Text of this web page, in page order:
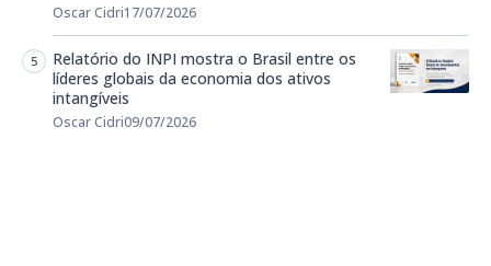
Oscar Cidri17/07/2026
Relatório do INPI mostra o Brasil entre os
líderes globais da economia dos ativos
intangíveis
Oscar Cidri09/07/2026